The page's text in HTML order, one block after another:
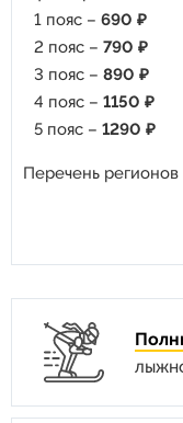
1 пояс – 690 ₽
2 пояс – 790 ₽
3 пояс – 890 ₽
4 пояс – 1150 ₽
5 пояс – 1290 ₽
Перечень